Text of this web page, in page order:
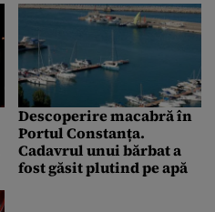
avea permis de armă
Descoperire macabră în
Portul Constanța.
Cadavrul unui bărbat a
fost găsit plutind pe apă